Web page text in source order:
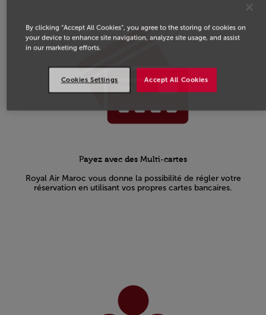
Payez avec des Multi-cartes
Royal Air Maroc vous donne la possibilité de régler votre
réservation en utilisant vos propres cartes bancaires.
By clicking “Accept All Cookies”, you agree to the storing of cookies on
your device to enhance site navigation, analyze site usage, and assist
in our marketing efforts.
Accept All Cookies
Cookies Settings